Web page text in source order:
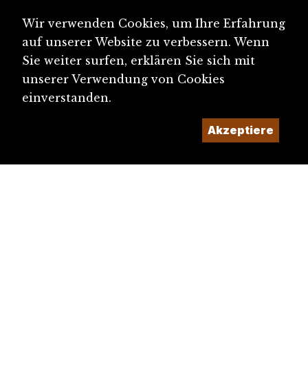
Wir verwenden Cookies, um Ihre Erfahrung
auf unserer Website zu verbessern. Wenn
Sie weiter surfen, erklären Sie sich mit
unserer Verwendung von Cookies
einverstanden.
Akzeptiere